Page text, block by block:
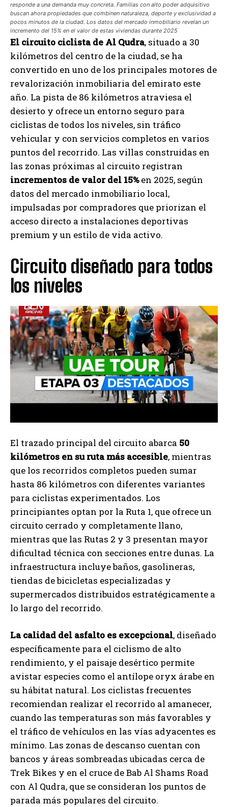
responde a una demanda muy concreta. Familias con alto poder adquisitivo
buscan ahora propiedades que combinen naturaleza, deporte y exclusividad a
pocos minutos de la ciudad. Los datos del mercado inmobiliario revelan un
incremento del 15% en el valor de estas viviendas durante 2025
El circuito ciclista de Al Qudra, situado a 30
kilómetros del centro de la ciudad, se ha
convertido en uno de los principales motores de
revalorización inmobiliaria del emirato este
año. La pista de 86 kilómetros atraviesa el
desierto y ofrece un entorno seguro para
ciclistas de todos los niveles, sin tráfico
vehicular y con servicios completos en varios
puntos del recorrido. Las villas construidas en
las zonas próximas al circuito registran
incrementos de valor del 15%en 2025, según
datos del mercado inmobiliario local,
impulsadas por compradores que priorizan el
acceso directo a instalaciones deportivas
premium y un estilo de vida activo.
Circuito diseñado para todos
los niveles
El trazado principal del circuito abarca 50
kilómetros en su ruta más accesible, mientras
que los recorridos completos pueden sumar
hasta 86 kilómetros con diferentes variantes
para ciclistas experimentados. Los
principiantes optan por la Ruta 1, que ofrece un
circuito cerrado y completamente llano,
mientras que las Rutas 2 y 3 presentan mayor
dificultad técnica con secciones entre dunas. La
infraestructura incluye baños, gasolineras,
tiendas de bicicletas especializadas y
supermercados distribuidos estratégicamente a
lo largo del recorrido.
La calidad del asfalto es excepcional, diseñado
específicamente para el ciclismo de alto
rendimiento, y el paisaje desértico permite
avistar especies como el antílope oryx árabe en
su hábitat natural. Los ciclistas frecuentes
recomiendan realizar el recorrido al amanecer,
cuando las temperaturas son más favorables y
el tráfico de vehículos en las vías adyacentes es
mínimo. Las zonas de descanso cuentan con
bancos y áreas sombreadas ubicadas cerca de
Trek Bikes y en el cruce de Bab Al Shams Road
con Al Qudra, que se consideran los puntos de
parada más populares del circuito.